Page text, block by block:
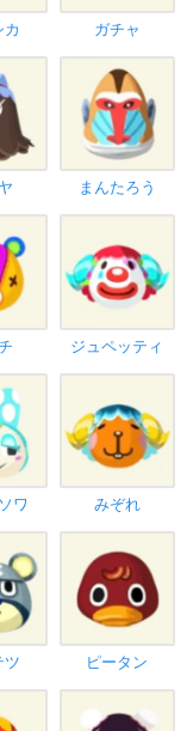
カ ガチャ
まんたろう
ジュペッティ
ワ みぞれ
ツ ピータン